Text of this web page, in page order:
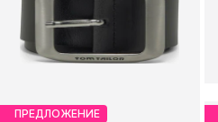
ПРЕДЛОЖЕНИЕ